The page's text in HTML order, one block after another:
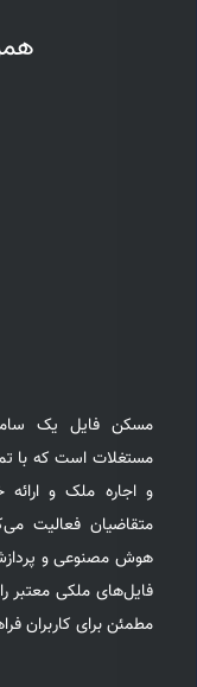
مسکن فایل یک
مستغلات است که با
و اجاره ملک و
متقاضیان فعالیت
هوش مصنوعی و
فایل‌های ملکی معتبر
مطمئن برای کاربران